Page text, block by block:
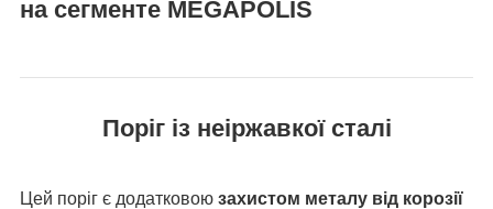
Поріг із неіржавкої сталі
Цей поріг є додатковою захистом металу від корозії